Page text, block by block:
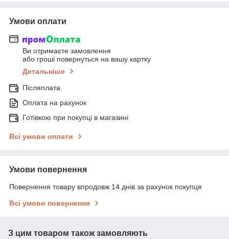
Умови оплати
Ви отримаєте замовлення
або гроші повернуться на вашу картку
Детальніше
Післяплата
Оплата на рахунок
Готівкою при покупці в магазині
Всі умови оплати
Умови повернення
Повернення товару впродовж 14 днів за рахунок покупця
Всі умови повернення
З цим товаром також замовляють